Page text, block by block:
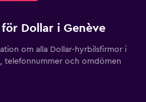
Dollar i Genève
om alla Dollar-hyrbilsfirmor i
telefonnummer och omdömen